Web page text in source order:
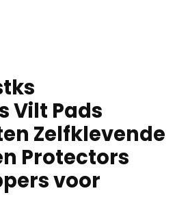
Vilt Pads
Zelfklevende
Protectors
voor